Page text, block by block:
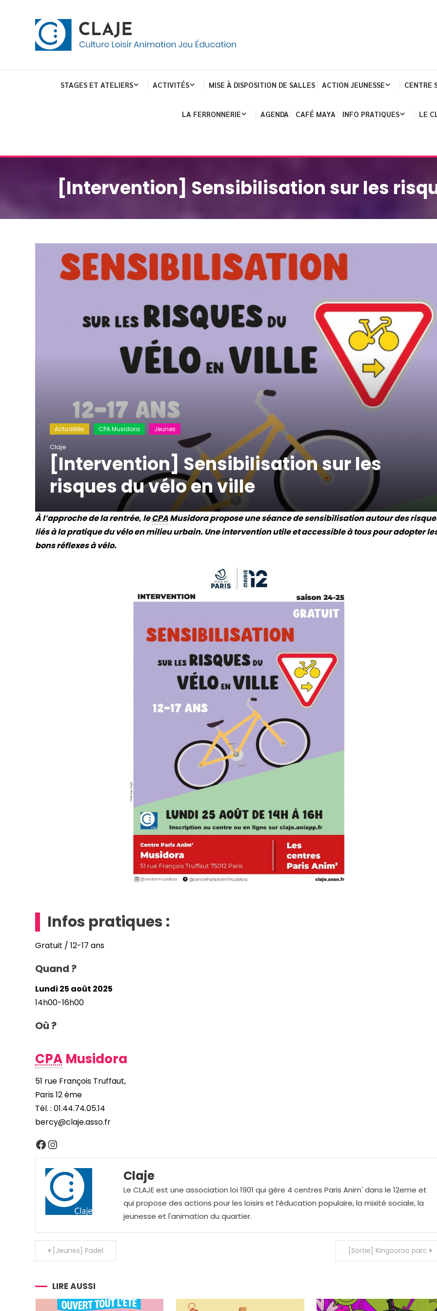
Claje
STAGES ET ATELIERS ACTIVITÉS MISE À DISPOSITION DE SALLES ACTION JEUNESSE CENTRE
LA FERRONNERIE AGENDA CAFÉ MAYA INFO PRATIQUES LE
[Intervention] Sensibilisation sur les
Actualités CPA Musidora Jeunes
Claje
[Intervention] Sensibilisation sur les
risques du vélo en ville
À l’approche de la rentrée, leCPAMusidora propose une séance de sensibilisation autour des
liés à la pratique du vélo en milieu urbain. Une intervention utile et accessible à tous pour adopter
bons réflexes à vélo.
Infos pratiques :
Gratuit / 12-17 ans
Quand ?
Lundi 25 août 2025
14h00-16h00
Où ?
CPA Musidora
51 rue François Truffaut,
Paris 12 ème
Tél. : 01.44.74.05.14
bercy@claje.asso.fr
Facebook
Instagram
Claje
Le CLAJE est une association loi 1901 qui gère 4 centres Paris Anim' dans le 12eme et
qui propose des actions pour les loisirs et l’éducation populaire, la mixité sociale, la
jeunesse et l'animation du quartier.
Navigation
de
l’article
[Jeunes] Padel [Sortie] Kingooroo parc
LIRE AUSSI